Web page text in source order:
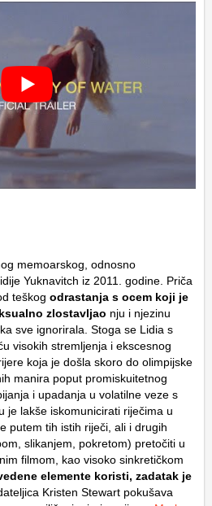
memoarskog, odnosno
Yuknavitch iz 2011. godine. Priča
teškog odrastanja s ocem koji je
zlostavljao nju i njezinu
sve ignorirala. Stoga se Lidia s
visokih stremljenja i ekscesnog
koja je došla skoro do olimpijske
manira poput promiskuitetnog
i upadanja u volatilne veze s
je lakše iskomunicirati riječima u
putem tih istih riječi, ali i drugih
slikanjem, pokretom) pretočiti u
filmom, kao visoko sinkretičkom
elemente koristi, zadatak je
Kristen Stewart pokušava